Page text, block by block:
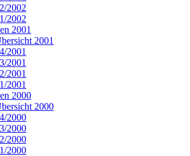
2002
2002
2001
2001
2001
2001
2001
2001
2000
2000
2000
2000
2000
2000